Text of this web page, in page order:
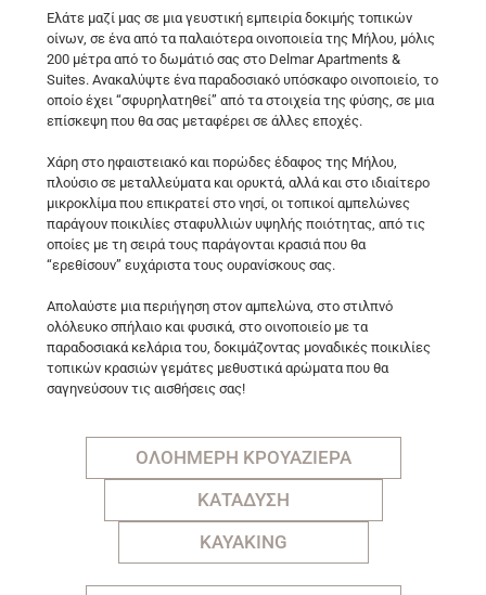
Ελάτε μαζί μας σε μια γευστική εμπειρία δοκιμής τοπικών
οίνων, σε ένα από τα παλαιότερα οινοποιεία της Μήλου, μόλις
200 μέτρα από το δωμάτιό σας στο Delmar Apartments &
Suites. Ανακαλύψτε ένα παραδοσιακό υπόσκαφο οινοποιείο, το
οποίο έχει “σφυρηλατηθεί” από τα στοιχεία της φύσης, σε μια
επίσκεψη που θα σας μεταφέρει σε άλλες εποχές.
Χάρη στο ηφαιστειακό και πορώδες έδαφος της Μήλου,
πλούσιο σε μεταλλεύματα και ορυκτά, αλλά και στο ιδιαίτερο
μικροκλίμα που επικρατεί στο νησί, οι τοπικοί αμπελώνες
παράγουν ποικιλίες σταφυλλιών υψηλής ποιότητας, από τις
οποίες με τη σειρά τους παράγονται κρασιά που θα
“ερεθίσουν” ευχάριστα τους ουρανίσκους σας.
Απολαύστε μια περιήγηση στον αμπελώνα, στο στιλπνό
ολόλευκο σπήλαιο και φυσικά, στο οινοποιείο με τα
παραδοσιακά κελάρια του, δοκιμάζοντας μοναδικές ποικιλίες
τοπικών κρασιών γεμάτες μεθυστικά αρώματα που θα
σαγηνεύσουν τις αισθήσεις σας!
ΟΛΟΗΜΕΡΗ ΚΡΟΥΑΖΙΕΡΑ
ΚΑΤΑΔΥΣΗ
KAYAKING